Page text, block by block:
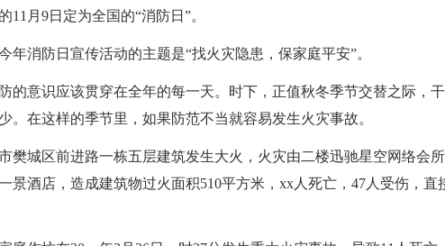
月9日定为全国的“消防日”。
年消防日宣传活动的主题是“找火灾隐患，保家庭平安”。
的意识应该贯穿在全年的每一天。时下，正值秋冬季节交替之际，干
。在这样的季节里，如果防范不当就容易发生火灾事故。
樊城区前进路一栋五层建筑发生大火，火灾由二楼迅驰星空网络会所
景酒店，造成建筑物过火面积510平方米，xx人死亡，47人受伤，直